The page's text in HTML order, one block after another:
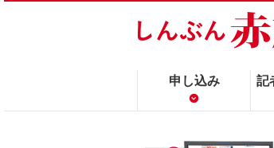
申し込み 記